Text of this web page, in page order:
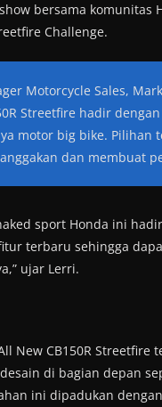
bersama komunitas
Challenge.
Motorcycle Sales,
Streetfire hadir
motor big bike.
dan membuat
sport Honda ini
terbaru sehingga
ujar Lerri.
New CB150R
di bagian depan
ini dipadukan